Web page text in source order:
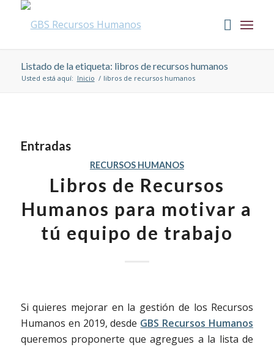
Listado de la etiqueta: libros de recursos humanos
Usted está aquí: Inicio / libros de recursos humanos
Entradas
RECURSOS HUMANOS
Libros de Recursos
Humanos para motivar a
tú equipo de trabajo
Si quieres mejorar en la gestión de los Recursos
Humanos en 2019, desde GBS Recursos Humanos
queremos proponerte que agregues a la lista de